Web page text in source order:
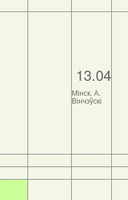
13.04
Мінск, А.
Вінчэўскі